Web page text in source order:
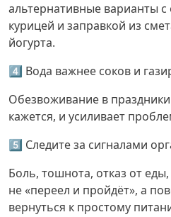
альтернативные варианты
курицей и заправкой из
йогурта.
4️⃣ Вода важнее соков и
Обезвоживание в
кажется, и усиливает
5️⃣ Следите за сигналами
Боль, тошнота, отказ от
не «переел и пройдёт», а
вернуться к простому